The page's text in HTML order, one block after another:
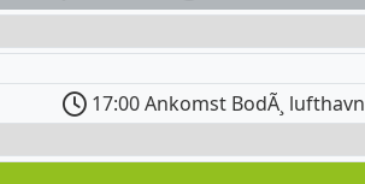
17:00 Ankomst BodÃ¸ lufthavn